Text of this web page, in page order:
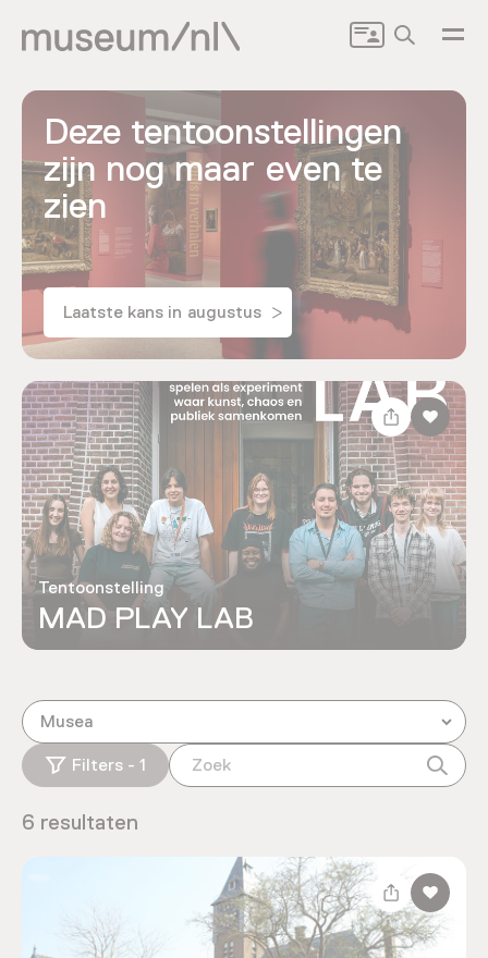
Zoeken
Deze tentoonstellingen
zijn nog maar even te
zien
Laatste kans in augustus
MAD PLAY LAB
Tentoonstelling
Musea
Filters - 1
6 resultaten